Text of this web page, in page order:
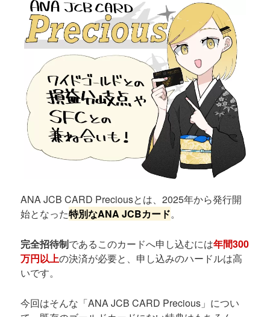
ANA JCB CARD Preciousとは、2025年から発行開
始となった特別なANA JCBカード。
完全招待制であるこのカードへ申し込むには年間300
万円以上の決済が必要と、申し込みのハードルは高
いです。
今回はそんな「ANA JCB CARD Precious」につい